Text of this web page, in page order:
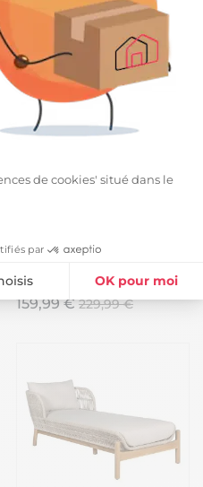
de cookies' situé dans le
par
OK pour moi
: Personnalisez vos
Mousse Ep.20cm +
Sommier Tapissier Blanc
140x190 cm499,99 €
Vide entrepôt
à Barrières 70x140cm Pin
159,99 €229,99 €